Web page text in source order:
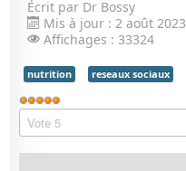
Écrit par Dr Bossy
Mis à jour : 2 août 2023
Affichages : 33324
nutrition reseaux sociaux
Vote
utilisateur:
Veuillez
voter